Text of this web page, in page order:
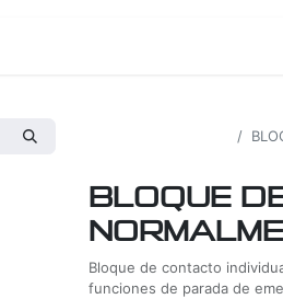
BLOQUE
Bloque de contacto
funciones de parada de